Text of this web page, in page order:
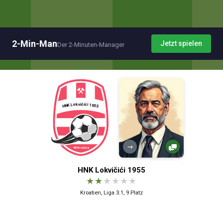
2-Min-ManDer 2-Minuten-Manager Jetzt spielen
→
HNK Lokvičići 1955
★★★ ★ ★ ★
Kroatien, Liga 3.1, 9.Platz